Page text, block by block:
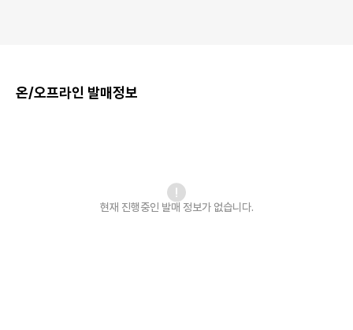
온/오프라인 발매정보
현재 진행중인 발매 정보가 없습니다.